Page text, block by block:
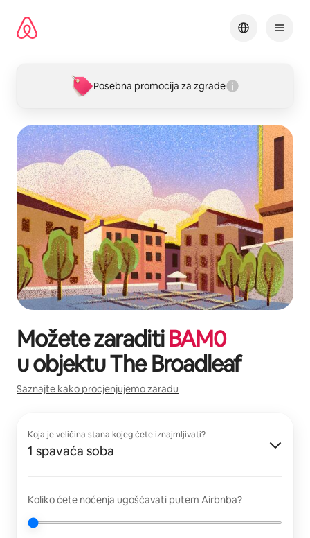
sadržaj
Posebna promocija za zgrade
Možete zaraditiBAM0
u objektuThe Broadleaf
Saznajte kako procjenjujemo zaradu
Koja je veličina stana kojeg ćete iznajmljivati?
1 spavaća soba
Koliko ćete noćenja ugošćavati putem Airbnba?